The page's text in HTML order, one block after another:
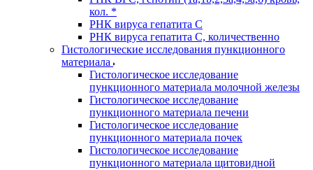
кол. *
РНК вируса гепатита C
РНК вируса гепатита C, количественно
Гистологические исследования пункционного
материала
Гистологическое исследование
пункционного материала молочной железы
Гистологическое исследование
пункционного материала печени
Гистологическое исследование
пункционного материала почек
Гистологическое исследование
пункционного материала щитовидной